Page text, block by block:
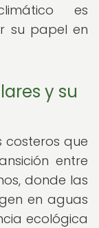
es
su papel en
y su
costeros que
entre
donde las
en aguas
ecológica